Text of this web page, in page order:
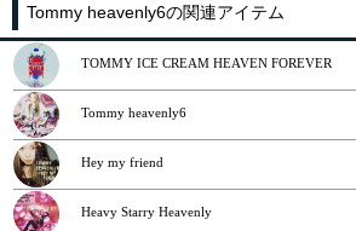
Tommy heavenly6の関連アイテム
TOMMY ICE CREAM HEAVEN FOREVER
Tommy heavenly6
Hey my friend
Heavy Starry Heavenly